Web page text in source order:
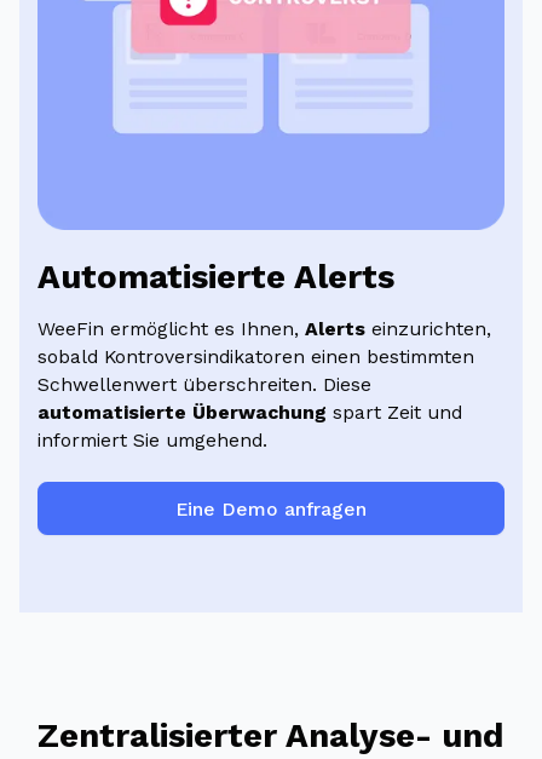
Automatisierte Alerts
WeeFin ermöglicht es Ihnen,Alerts einzurichten,
sobald Kontroversindikatoren einen bestimmten
Schwellenwert überschreiten. Diese
automatisierte Überwachungspart Zeit und
informiert Sie umgehend.
Eine Demo anfragen
Zentralisierter Analyse- und